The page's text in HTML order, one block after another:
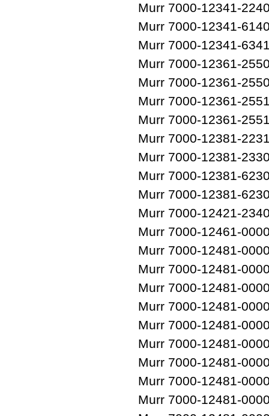
Murr 7000-12341-
Murr 7000-12341-
Murr 7000-12341-
Murr 7000-12361-
Murr 7000-12361-
Murr 7000-12361-
Murr 7000-12361-
Murr 7000-12381-
Murr 7000-12381-
Murr 7000-12381-
Murr 7000-12381-
Murr 7000-12421-
Murr 7000-12461-
Murr 7000-12481-
Murr 7000-12481-
Murr 7000-12481-
Murr 7000-12481-
Murr 7000-12481-
Murr 7000-12481-
Murr 7000-12481-
Murr 7000-12481-
Murr 7000-12481-